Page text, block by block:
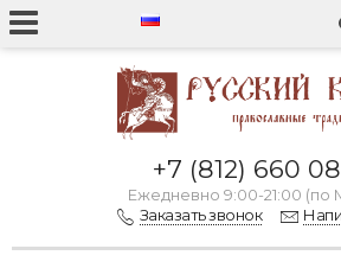
+7 (812) 660
Ежедневно 9:00-21:00 (по
Заказать звонок